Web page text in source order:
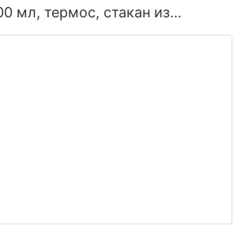
мл, термос, стакан из
умная бутылка для